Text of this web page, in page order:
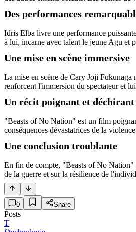
Des performances
Idris Elba livre une performance
à lui, incarne avec talent le jeune Agu et
Une mise en scène immersive
La mise en scène de Cary Joji Fukunaga
renforcent l'immersion du spectateur et
Un récit poignant et déchirant
"Beasts of No Nation" est un film
conséquences dévastatrices de la
Une conclusion troublante
En fin de compte, "Beasts of No Nation"
de la guerre et sur la résilience de
0 Share
Posts
T